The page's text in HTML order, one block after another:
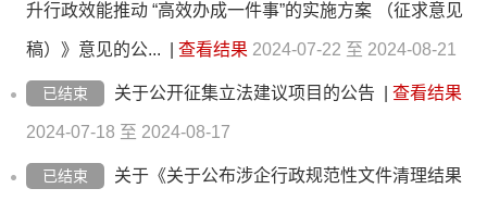
升行政效能推动 “高效办成一件事”的实施方案 （征求意见
稿）》意见的公... 查看结果 2024-07-22 至 2024-08-21
已结束 关于公开征集立法建议项目的公告 查看结果
2024-07-18 至 2024-08-17
已结束 关于《关于公布涉企行政规范性文件清理结果